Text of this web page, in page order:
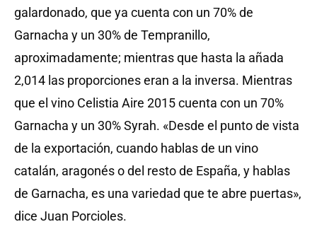
galardonado, que ya cuenta con un 70% de
Garnacha y un 30% de Tempranillo,
aproximadamente; mientras que hasta la añada
2,014 las proporciones eran a la inversa. Mientras
que el vino Celistia Aire 2015 cuenta con un 70%
Garnacha y un 30% Syrah. «Desde el punto de vista
de la exportación, cuando hablas de un vino
catalán, aragonés o del resto de España, y hablas
de Garnacha, es una variedad que te abre puertas»,
dice Juan Porcioles.